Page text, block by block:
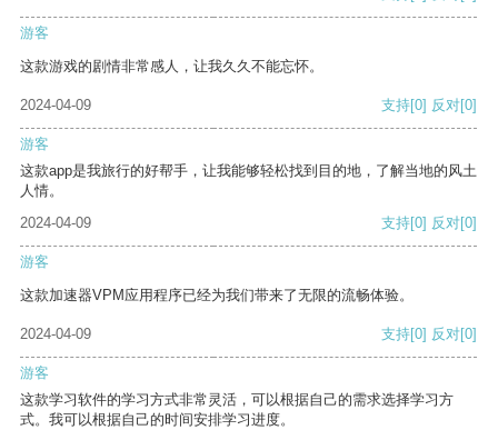
游客
这款游戏的剧情非常感人，让我久久不能忘怀。
2024-04-09 支持[0] 反对[0]
游客
这款app是我旅行的好帮手，让我能够轻松找到目的地，了解当地的风土
人情。
2024-04-09
支持[0] 反对[0]
游客
这款加速器VPM应用程序已经为我们带来了无限的流畅体验。
2024-04-09 支持[0] 反对[0]
游客
这款学习软件的学习方式非常灵活，可以根据自己的需求选择学习方
式。我可以根据自己的时间安排学习进度。